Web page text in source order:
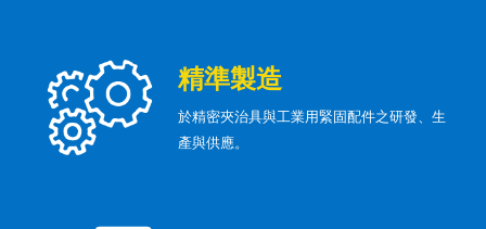
精準製造
於精密夾治具與工業用緊固配件之研發、生
產與供應。